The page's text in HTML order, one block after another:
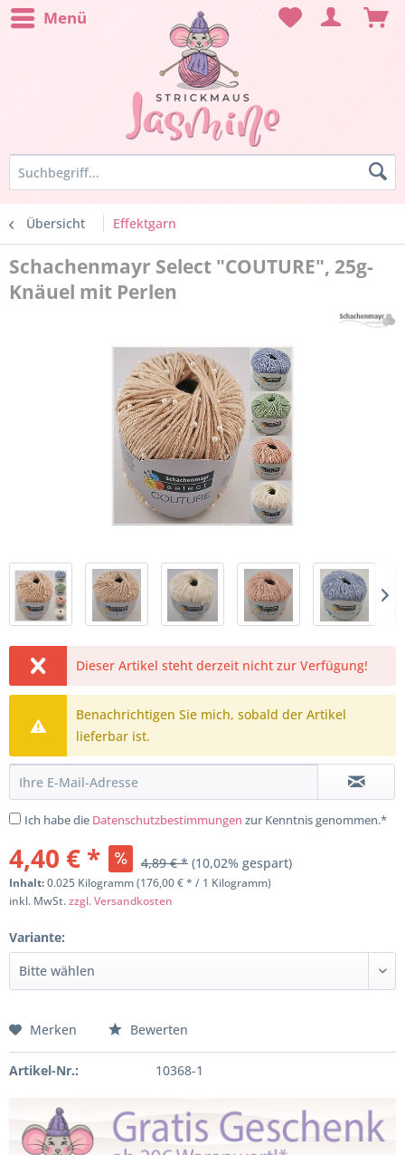
Menü
Übersicht Effektgarn
Schachenmayr Select "COUTURE", 25g-
Knäuel mit Perlen
Dieser Artikel steht derzeit nicht zur Verfügung!
Benachrichtigen Sie mich, sobald der Artikel
lieferbar ist.
Ich habe die Datenschutzbestimmungen zur Kenntnis genommen.*
4,40 € * 4,89 € * (10,02% gespart)
Inhalt:0.025 Kilogramm (176,00 € * / 1 Kilogramm)
inkl. MwSt.zzgl. Versandkosten
Variante:
Merken Bewerten
Artikel-Nr.: 10368-1